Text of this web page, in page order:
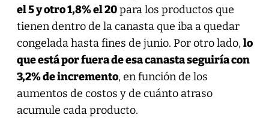
el 5 y otro 1,8% el 20para los productos que
tienen dentro de la canasta que iba a quedar
congelada hasta fines de junio. Por otro lado,lo
que está por fuera de esa canasta seguiría con
3,2% de incremento, en función de los
aumentos de costos y de cuánto atraso
acumule cada producto.